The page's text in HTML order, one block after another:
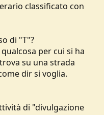
classificato con
di "T"?
per cui si ha
su una strada
dir si voglia.
di "divulgazione